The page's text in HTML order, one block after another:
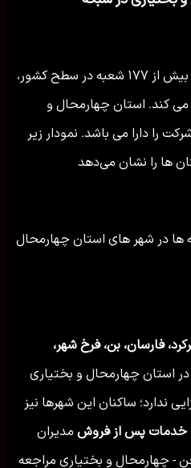
مدیران خودرو با برخورداری از بیش از ۱۷۷ شعبه در سطح کشور،
کند. استان چهارمحال و
این شرکت را دارا می باشد. نمودار زیر
ها را نشان می‌دهد
ها در شهر های استان چهارمحال
فارسان، بن، فرخ شهر،
در استان چهارمحال و بختیاری
ندارد؛ ساکنان این شهرها نیز
خدمات پس از فروش مدیران
- چهارمحال و بختیاری مراجعه